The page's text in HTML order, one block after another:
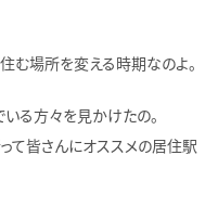
む場所を変える時期なのよ。
る方々を見かけたの。
て皆さんにオススメの居住駅